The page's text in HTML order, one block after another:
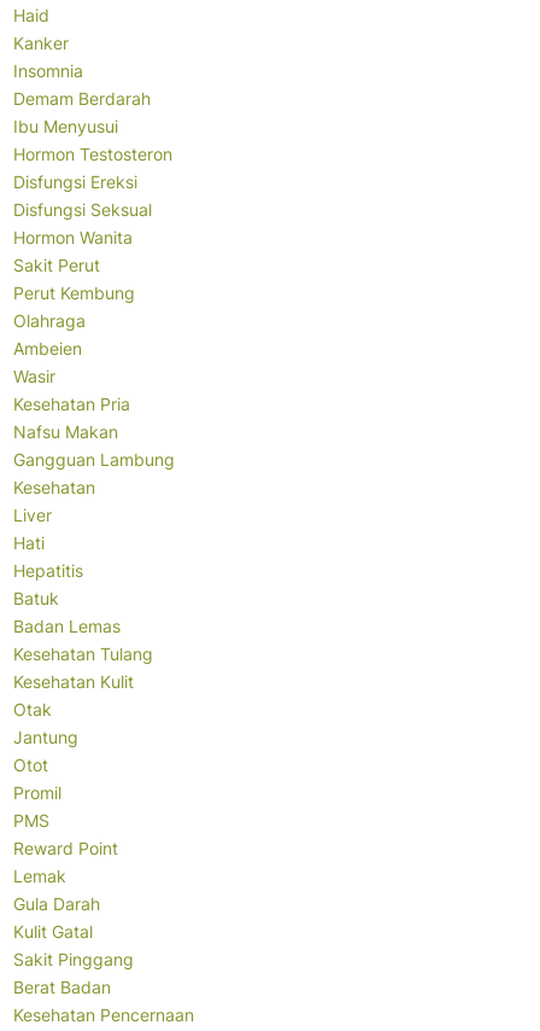
Haid
Kanker
Insomnia
Demam Berdarah
Ibu Menyusui
Hormon Testosteron
Disfungsi Ereksi
Disfungsi Seksual
Hormon Wanita
Sakit Perut
Perut Kembung
Olahraga
Ambeien
Wasir
Kesehatan Pria
Nafsu Makan
Gangguan Lambung
Kesehatan
Liver
Hati
Hepatitis
Batuk
Badan Lemas
Kesehatan Tulang
Kesehatan Kulit
Otak
Jantung
Otot
Promil
PMS
Reward Point
Lemak
Gula Darah
Kulit Gatal
Sakit Pinggang
Berat Badan
Kesehatan Pencernaan